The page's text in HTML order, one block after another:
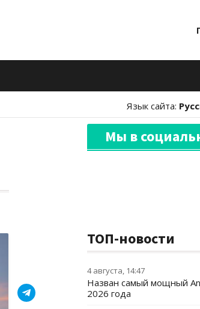
Язык сайта:
Мы в
ТОП-новости
4 августа, 14:47
Назван самый мощный
2026 года